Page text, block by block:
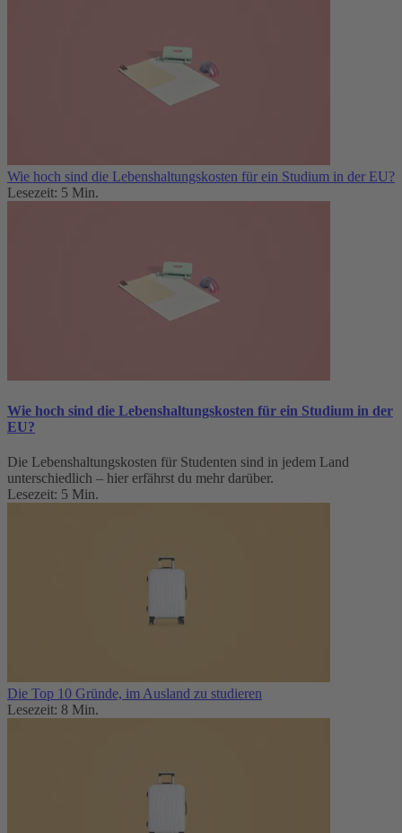
Wie hoch sind die Lebenshaltungskosten für ein Studium in der EU?
Lesezeit: 5 Min.
Wie hoch sind die Lebenshaltungskosten für ein Studium in der
EU?
Die Lebenshaltungskosten für Studenten sind in jedem Land
unterschiedlich – hier erfährst du mehr darüber.
Lesezeit: 5 Min.
Die Top 10 Gründe, im Ausland zu studieren
Lesezeit: 8 Min.